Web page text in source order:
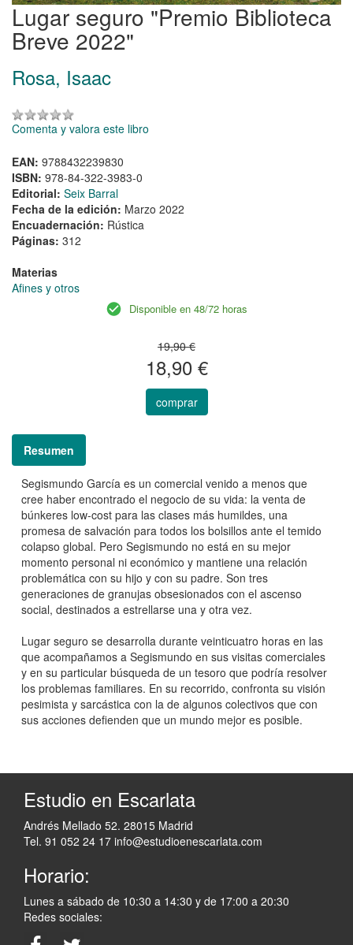
Lugar seguro "Premio Biblioteca
Breve 2022"
Rosa, Isaac
Comenta y valora este libro
EAN: 9788432239830
ISBN: 978-84-322-3983-0
Editorial: Seix Barral
Fecha de la edición: Marzo 2022
Encuadernación: Rústica
Páginas: 312
Materias
Afines y otros
Disponible en 48/72 horas
19,90 €
18,90 €
comprar
Resumen
Segismundo García es un comercial venido a menos que
cree haber encontrado el negocio de su vida: la venta de
búnkeres low-cost para las clases más humildes, una
promesa de salvación para todos los bolsillos ante el temido
colapso global. Pero Segismundo no está en su mejor
momento personal ni económico y mantiene una relación
problemática con su hijo y con su padre. Son tres
generaciones de granujas obsesionados con el ascenso
social, destinados a estrellarse una y otra vez.
Lugar seguro se desarrolla durante veinticuatro horas en las
que acompañamos a Segismundo en sus visitas comerciales
y en su particular búsqueda de un tesoro que podría resolver
los problemas familiares. En su recorrido, confronta su visión
pesimista y sarcástica con la de algunos colectivos que con
sus acciones defienden que un mundo mejor es posible.
Estudio en Escarlata
Andrés Mellado 52. 28015 Madrid
Tel. 91 052 24 17 info@estudioenescarlata.com
Horario:
Lunes a sábado de 10:30 a 14:30 y de 17:00 a 20:30
Redes sociales: